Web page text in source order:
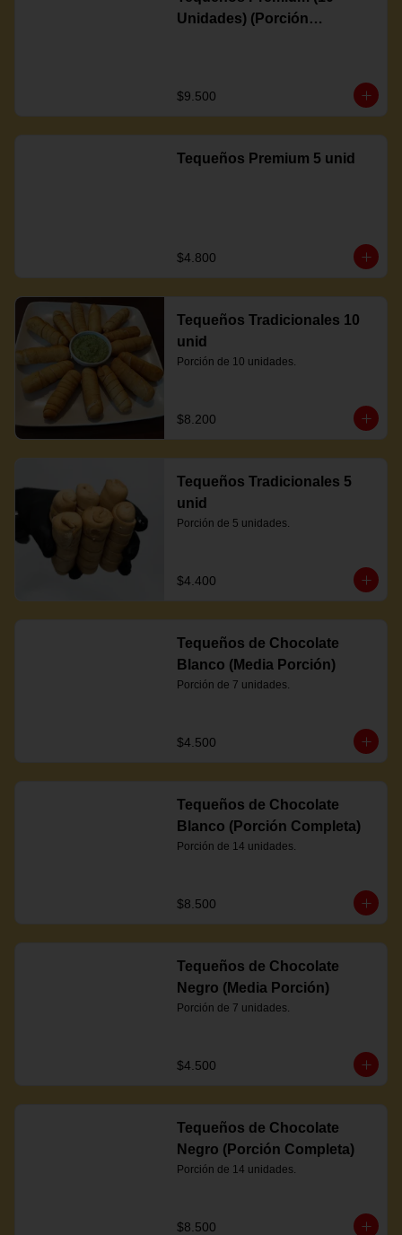
Unidades) (Porción
$9.500
Tequeños Premium 5 unid
$4.800
Tequeños Tradicionales 10
unid
Porción de 10 unidades.
$8.200
Tequeños Tradicionales 5
unid
Porción de 5 unidades.
$4.400
Tequeños de Chocolate
Blanco (Media Porción)
Porción de 7 unidades.
$4.500
Tequeños de Chocolate
Blanco (Porción Completa)
Porción de 14 unidades.
$8.500
Tequeños de Chocolate
Negro (Media Porción)
Porción de 7 unidades.
$4.500
Tequeños de Chocolate
Negro (Porción Completa)
Porción de 14 unidades.
$8.500